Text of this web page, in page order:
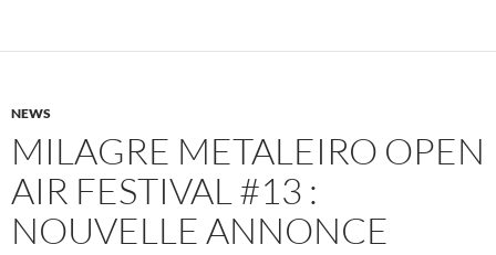
NEWS
MILAGRE METALEIRO OPEN
AIR FESTIVAL #13 :
NOUVELLE ANNONCE